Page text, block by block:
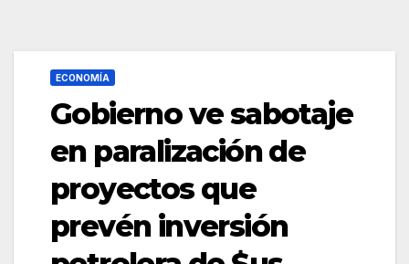
ECONOMÍA
Gobierno ve sabotaje
en paralización de
proyectos que
prevén inversión